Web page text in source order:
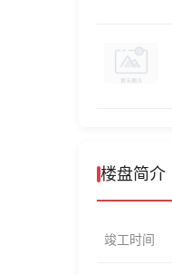
楼盘简介
竣工时间